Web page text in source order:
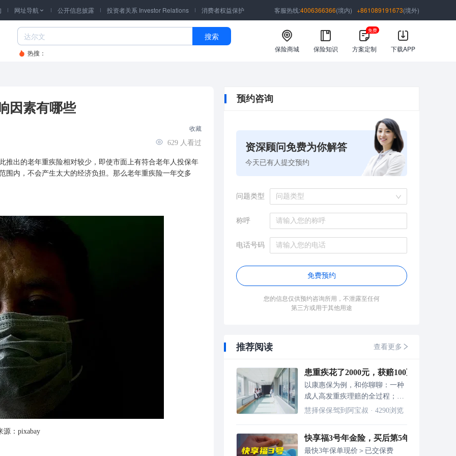
网址导航  公开信息披露 投资者关系 Investor Relations 消费者权益保护 客服热线:4006366366(境内) +861089191673(境外)
搜索
热搜： 保险商城 保险知识 方案定制
免费
下载APP
因素有哪些
收藏
629 人看过
推出的老年重疾险相对较少，即使市面上有符合老年人投保年
围内，不会产生太大的经济负担。那么老年重疾险一年交多
源：pixabay
预约咨询
资深顾问免费为你解答
今天已有人提交预约
问题类型 问题类型
称呼
电话号码
免费预约
您的信息仅供预约咨询所用，不泄露至任何
第三方或用于其他用途
推荐阅读 查看更多
患重疾花了2000元，获赔100万！
以康惠保为例，和你聊聊：一种
成人高发重疾理赔的全过程；避
免被拒赔，先搞懂保险公司是怎
慧择保保驾到阿宝叔 · 4290浏览
快享福3号年金险，买后第5年开始领取，
最快3年保单现价＞已交保费